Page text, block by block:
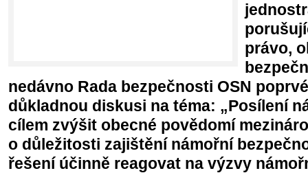
právo,
nedávno Rada bezpečnosti OSN
důkladnou diskusi na téma: „Posílení
cílem zvýšit obecné povědomí
o důležitosti zajištění námořní
řešení účinně reagovat na výzvy